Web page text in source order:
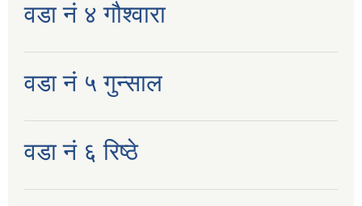
वडा नं ४ गौश्वारा
वडा नं ५ गुन्साल
वडा नं ६ रिष्ठे